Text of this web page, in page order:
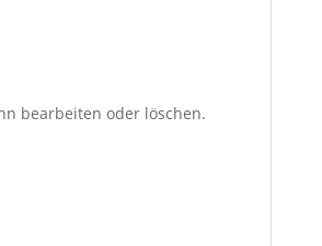
bearbeiten oder löschen.